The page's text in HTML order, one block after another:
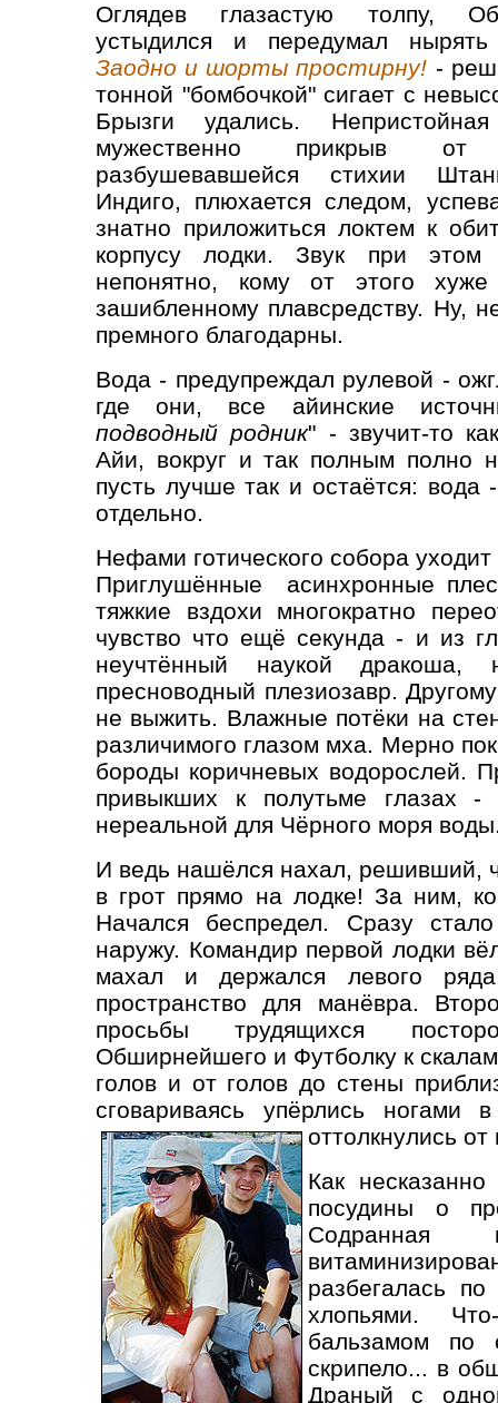
Оглядев глазастую толпу,
устыдился и передумал
Заодно и шорты простирну! -
тонной "бомбочкой" сигает с
Брызги удались.
мужественно прикрыв от
разбушевавшейся стихии
Индиго, плюхается следом,
знатно приложиться локтем к
корпусу лодки. Звук при этом
непонятно, кому от этого
зашибленному плавсредству. Ну,
премного благодарны.
Вода - предупреждал рулевой -
где они, все айинские
подводный родник" - звучит-то
Айи, вокруг и так полным полно
пусть лучше так и остаётся:
отдельно.
Нефами готического собора
Приглушённые асинхронные
тяжкие вздохи многократно
чувство что ещё секунда - и из
неучтённый наукой
пресноводный плезиозавр.
не выжить. Влажные потёки на
различимого глазом мха. Мерно
бороды коричневых водорослей.
привыкших к полутьме глазах -
нереальной для Чёрного моря
И ведь нашёлся нахал, решивший,
в грот прямо на лодке! За ним,
Начался беспредел. Сразу
наружу. Командир первой лодки
махал и держался левого
пространство для манёвра.
просьбы трудящихся
Обширнейшего и Футболку к
голов и от голов до стены
сговариваясь упёрлись
оттолкнулись
Как
посудины о
Содранная
разбегалась
хлопьями.
бальзамом по
скрипело... в
Драный с